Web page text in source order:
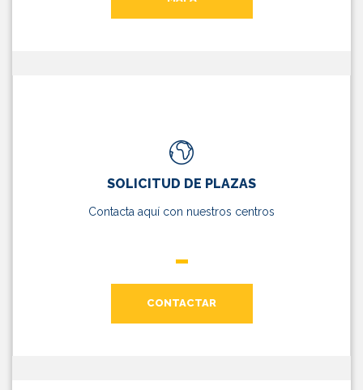
SOLICITUD DE PLAZAS
Contacta aquí con nuestros centros
CONTACTAR